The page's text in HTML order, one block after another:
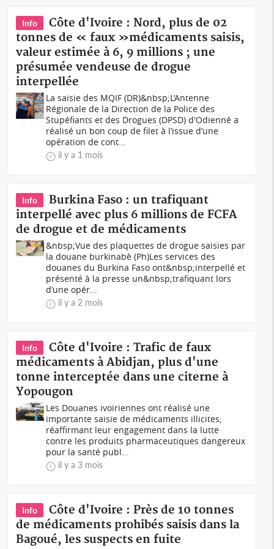
Info
Côte d'Ivoire : Nord, plus de 02
tonnes de « faux »médicaments saisis,
valeur estimée à 6, 9 millions ; une
présumée vendeuse de drogue
interpellée
La saisie des MQIF (DR)&nbsp;L’Antenne
Régionale de la Direction de la Police des
Stupéfiants et des Drogues (DPSD) d'Odienné a
réalisé un bon coup de filet à l’issue d’une
opération de cont...
il y a 1 mois
Info
Burkina Faso : un trafiquant
interpellé avec plus 6 millions de FCFA
de drogue et de médicaments
&nbsp;Vue des plaquettes de drogue saisies par
la douane burkinabè (Ph)Les services des
douanes du Burkina Faso ont&nbsp;interpellé et
présenté à la presse un&nbsp;trafiquant lors
d’une opér...
il y a 2 mois
Info
Côte d'Ivoire : Trafic de faux
médicaments à Abidjan, plus d'une
tonne interceptée dans une citerne à
Yopougon
Les Douanes ivoiriennes ont réalisé une
importante saisie de médicaments illicites,
réaffirmant leur engagement dans la lutte
contre les produits pharmaceutiques dangereux
pour la santé publ...
il y a 3 mois
Info
Côte d'Ivoire : Près de 10 tonnes
de médicaments prohibés saisis dans la
Bagoué, les suspects en fuite